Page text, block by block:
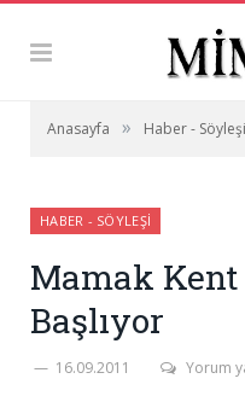
Anasayfa » Haber - Söyleşi
HABER - SÖYLEŞI
Mamak
Başlıyor
16.09.2011 Yorum